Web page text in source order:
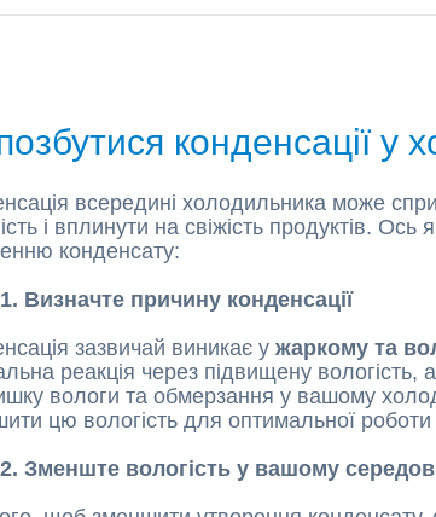
конденсації у
всередині холодильника може
і вплинути на свіжість продуктів. Ось
конденсату:
Визначте причину конденсації
зазвичай виникає у жаркому та
реакція через підвищену
вологи та обмерзання у вашому
цю вологість для оптимальної
Зменште вологість у вашому